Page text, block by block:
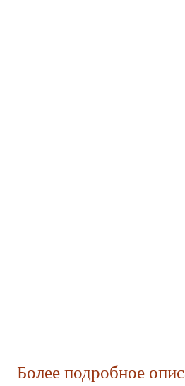
Более подробное